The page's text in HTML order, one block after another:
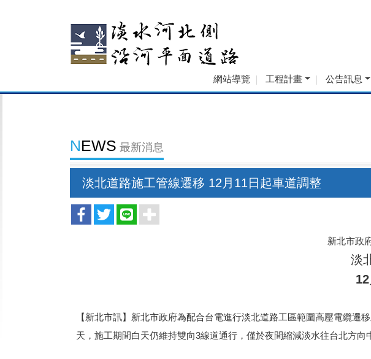
網站導覽 工程計畫 公告訊息
NEWS 最新消息
淡北道路施工管線遷移 12月11日起車道調整
新北市
淡
12
【新北市訊】新北市政府為配合台電進行淡北道路工區範圍高壓電纜
天，施工期間白天仍維持雙向3線道通行，僅於夜間縮減淡水往台北方